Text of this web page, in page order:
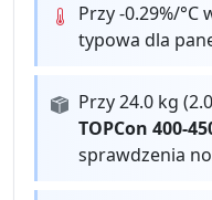
Przy -0.29%/
typowa dla
Przy 24.0 kg
TOPCon 400-
sprawdzenia